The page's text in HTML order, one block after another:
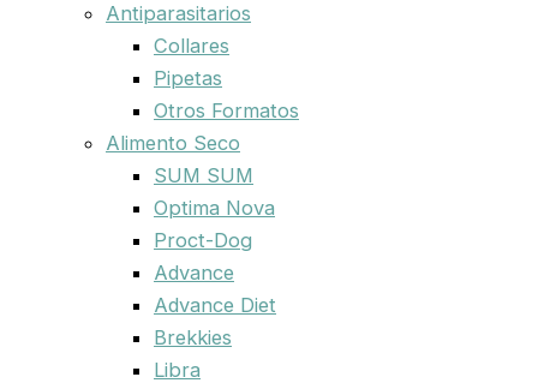
Antiparasitarios
Collares
Pipetas
Otros Formatos
Alimento Seco
SUM SUM
Optima Nova
Proct-Dog
Advance
Advance Diet
Brekkies
Libra